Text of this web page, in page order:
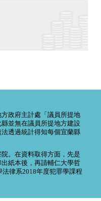
方政府主計處「議員所提地
並無在議員所提地方建設
透過統計得知每個宜蘭縣
。在資料取得方面，先是
紙本後，再請輔仁大學哲
律系2018年度犯罪學課程